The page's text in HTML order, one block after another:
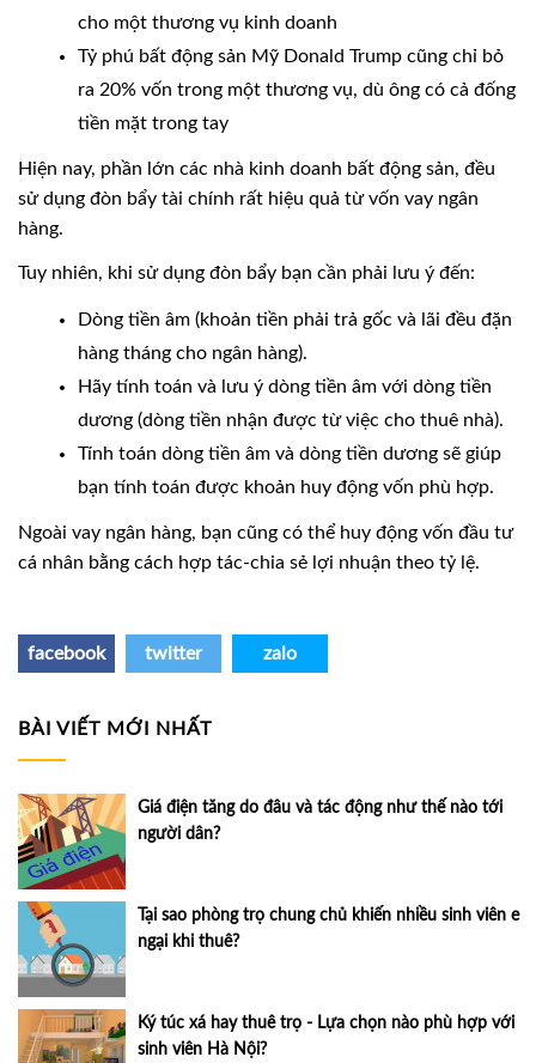
cho một thương vụ kinh doanh
Tỷ phú bất động sản Mỹ Donald Trump cũng chỉ bỏ
ra 20% vốn trong một thương vụ, dù ông có cả đống
tiền mặt trong tay
Hiện nay, phần lớn các nhà kinh doanh bất động sản, đều
sử dụng đòn bẩy tài chính rất hiệu quả từ vốn vay ngân
hàng.
Tuy nhiên, khi sử dụng đòn bẩy bạn cần phải lưu ý đến:
Dòng tiền âm (khoản tiền phải trả gốc và lãi đều đặn
hàng tháng cho ngân hàng).
Hãy tính toán và lưu ý dòng tiền âm với dòng tiền
dương (dòng tiền nhận được từ việc cho thuê nhà).
Tính toán dòng tiền âm và dòng tiền dương sẽ giúp
bạn tính toán được khoản huy động vốn phù hợp.
Ngoài vay ngân hàng, bạn cũng có thể huy động vốn đầu tư
cá nhân bằng cách hợp tác-chia sẻ lợi nhuận theo tỷ lệ.
facebook twitter zalo
BÀI VIẾT MỚI NHẤT
Giá điện tăng do đâu và tác động như thế nào tới
người dân?
Tại sao phòng trọ chung chủ khiến nhiều sinh viên e
ngại khi thuê?
Ký túc xá hay thuê trọ - Lựa chọn nào phù hợp với
sinh viên Hà Nội?